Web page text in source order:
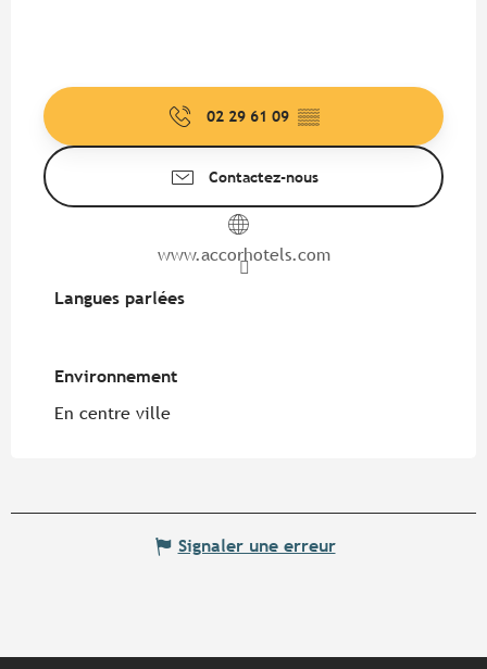
02 29 61 09 ▒▒
Contactez-nous
www.accorhotels.com
Langues parlées
Langues parlées
Environnement
Environnement
En centre ville
Signaler une erreur